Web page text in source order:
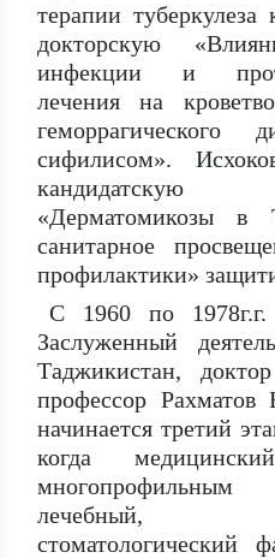
терапии
докторскую
инфекции и
лечения на
сифилисом».
«Дерматомикозы
санитарное
профилактики»
С 1960 по 1978г.г.
Заслуженный
Таджикистан,
профессор Рахматов
начинается третий
когда
многопрофильным
лечебный,
стоматологический